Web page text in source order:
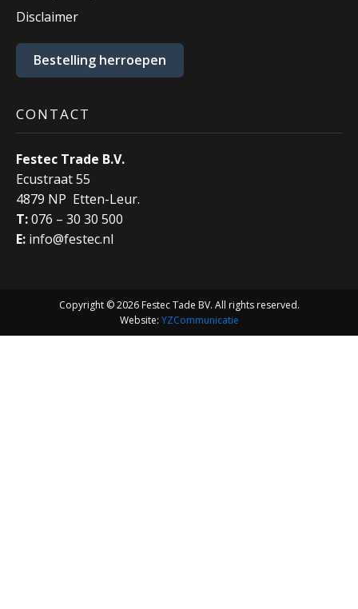
Disclaimer
Bestelling herroepen
CONTACT
Festec Trade B.V.
Ecustraat 55
4879 NP Etten-Leur.
T:076 – 30 30 500
E: info@festec.nl
Copyright © 2026 Festec Tade BV. All rights reserved.
Website: YZCommunicatie